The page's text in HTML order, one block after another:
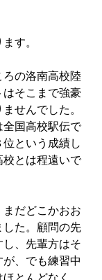
す。
の洛南高校陸
そこまで強豪
せんでした。
国高校駅伝で
という成績し
とは程遠いで
だどこかおお
た。顧問の先
、先輩方はそ
、でも練習中